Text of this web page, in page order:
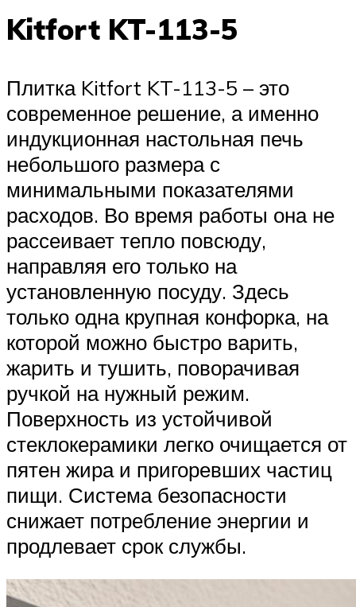
Kitfort KT-113-5
Плитка Kitfort KT-113-5 – это
современное решение, а именно
индукционная настольная печь
небольшого размера с
минимальными показателями
расходов. Во время работы она не
рассеивает тепло повсюду,
направляя его только на
установленную посуду. Здесь
только одна крупная конфорка, на
которой можно быстро варить,
жарить и тушить, поворачивая
ручкой на нужный режим.
Поверхность из устойчивой
стеклокерамики легко очищается от
пятен жира и пригоревших частиц
пищи. Система безопасности
снижает потребление энергии и
продлевает срок службы.